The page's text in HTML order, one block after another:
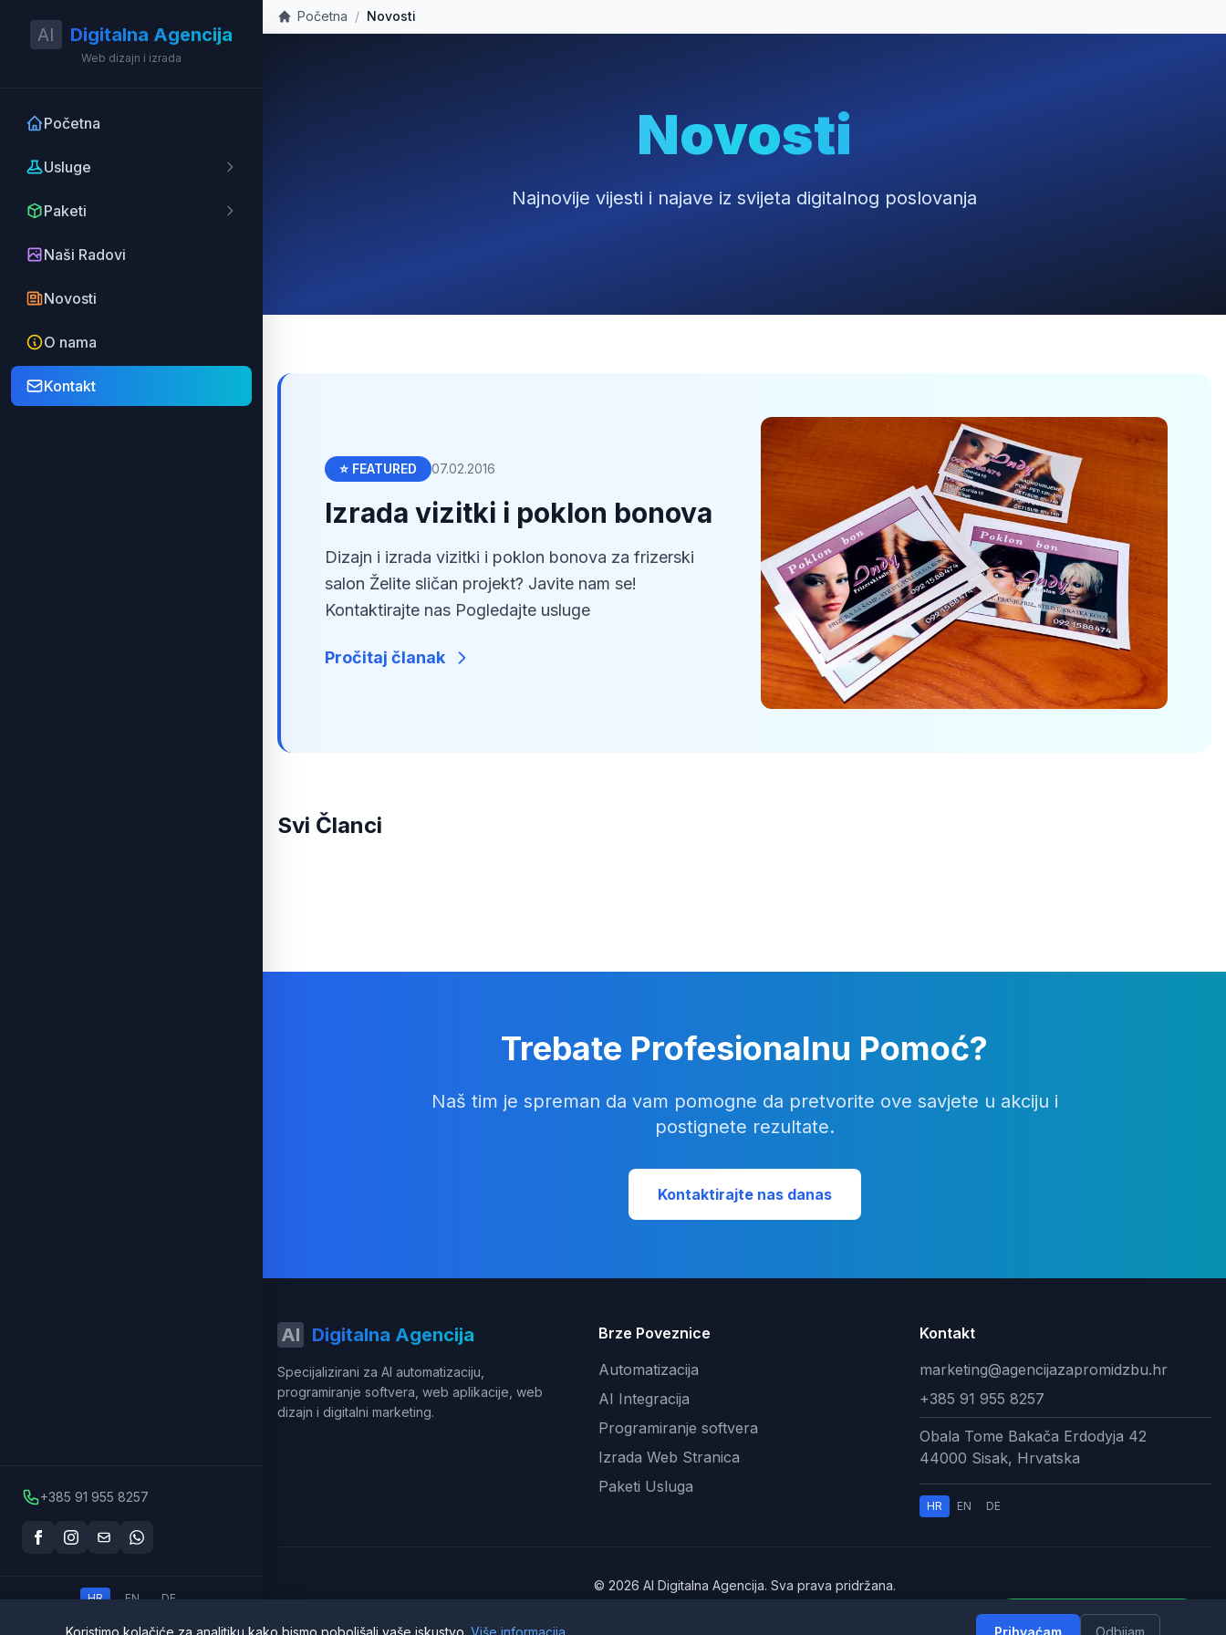
AI Digitalna Agencija
Web dizajn i izrada
Početna
Usluge
Paketi
Naši Radovi
Novosti
O nama
Kontakt
+385 91 955 8257
HR EN DE
Početna / Novosti
Novosti
Najnovije vijesti i najave iz svijeta digitalnog poslovanja
⭐ FEATURED 07.02.2016
Izrada vizitki i poklon bonova
Dizajn i izrada vizitki i poklon bonova za frizerski
salon Želite sličan projekt? Javite nam se!
Kontaktirajte nas Pogledajte usluge
Pročitaj članak
Svi Članci
Trebate Profesionalnu Pomoć?
Naš tim je spreman da vam pomogne da pretvorite ove savjete u akciju i
postignete rezultate.
Kontaktirajte nas danas
AI Digitalna Agencija
Specijalizirani za AI automatizaciju,
programiranje softvera, web aplikacije, web
dizajn i digitalni marketing.
Brze Poveznice
Automatizacija
AI Integracija
Programiranje softvera
Izrada Web Stranica
Paketi Usluga
Kontakt
marketing@agencijazapromidzbu.hr
+385 91 955 8257
Obala Tome Bakača Erdodyja 42
44000 Sisak, Hrvatska
HR EN DE
© 2026 AI Digitalna Agencija. Sva prava pridržana.
Kako vam mogu pomoći?
Koristimo kolačiće za analitiku kako bismo poboljšali vaše iskustvo. Više informacija Prihvaćam Odbijam